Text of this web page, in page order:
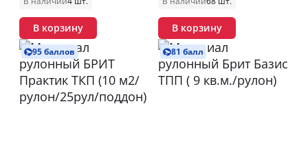
В корзину В корзину
95 баллов 81 балл